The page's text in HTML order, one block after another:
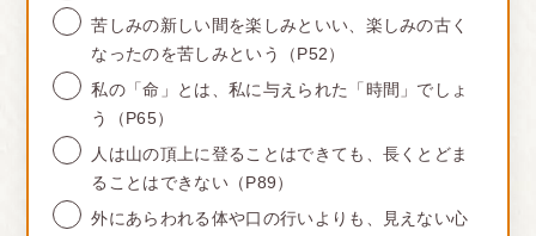
苦しみの新しい間を楽しみといい、楽しみの古く
なったのを苦しみという（P52）
私の「命」とは、私に与えられた「時間」でしょ
う（P65）
人は山の頂上に登ることはできても、長くとどま
ることはできない（P89）
外にあらわれる体や口の行いよりも、見えない心